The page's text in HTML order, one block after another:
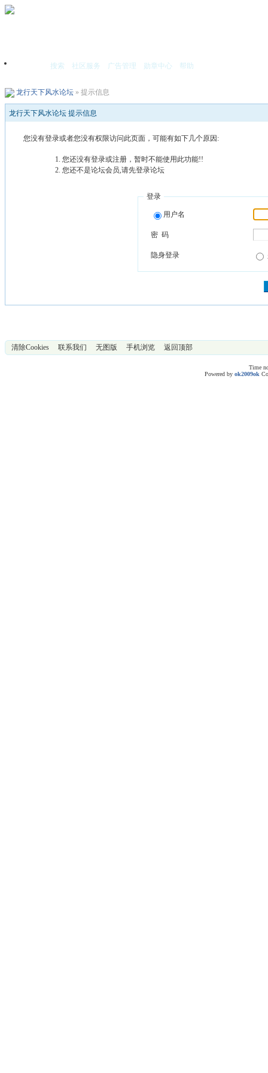
搜索 社区服务 广告管理 勋章中心 帮助
龙行天下风水论坛 » 提示信息
龙行天下风水论坛 提示信息
您没有登录或者您没有权限访问此页面，可能有如下几个原因:
您还没有登录或注册，暂时不能使用此功能!!
您还不是论坛会员,请先登录论坛
登录
用户名
密 码
隐身登录
清除Cookies 联系我们 无图版 手机浏览 返回顶部
Time
Powered by ok2009ok